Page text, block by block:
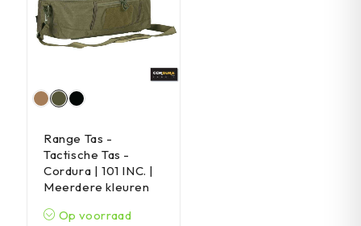
Range Tas -
Tactische Tas -
Cordura | 101 INC. |
Meerdere kleuren
Op voorraad